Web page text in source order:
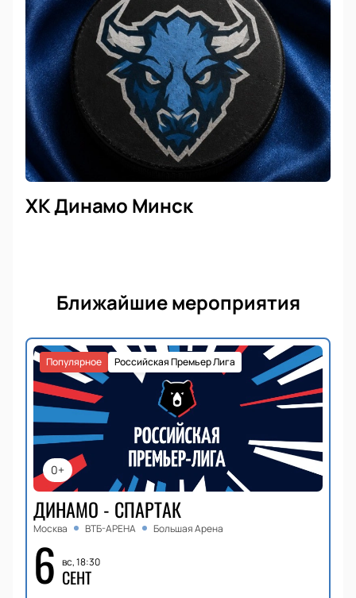
ХК Динамо Минск
Ближайшие мероприятия
0+
Российская Премьер Лига
Популярное
ДИНАМО - СПАРТАК
Москва ВТБ-АРЕНА Большая Арена
6 вс, 18:30
СЕНТ